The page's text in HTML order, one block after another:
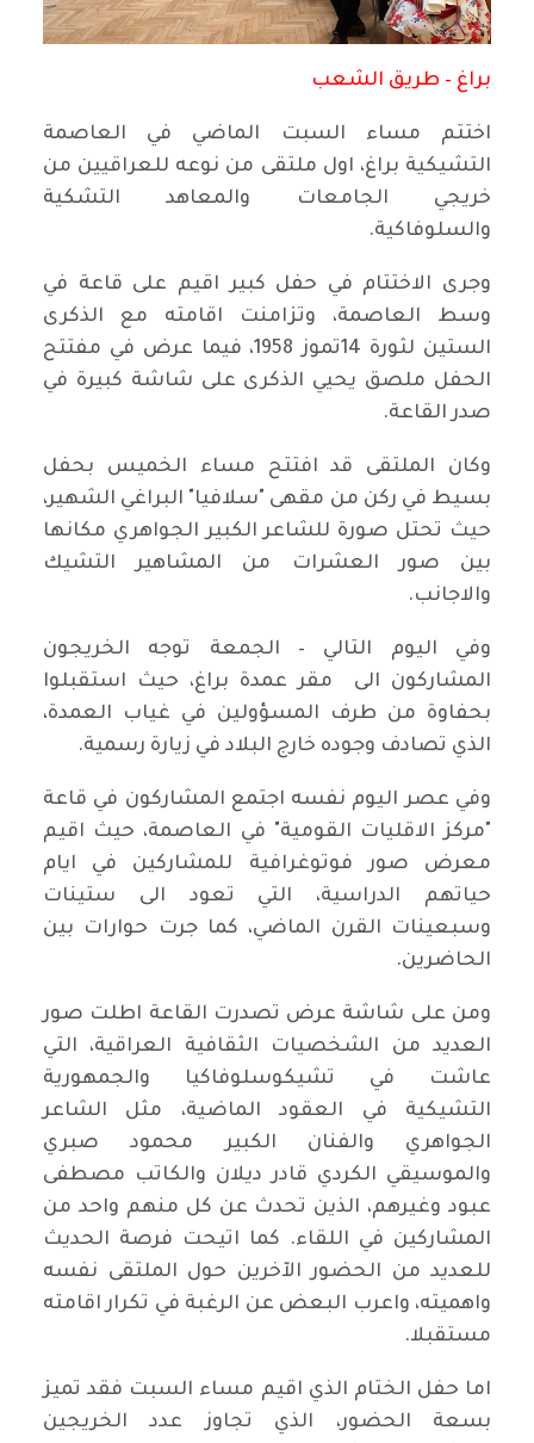
براغ – طريق الشعب
اختتم مساء السبت الماضي في العاصمة
التشيكية براغ، اول ملتقى من نوعه للعراقيين من
خريجي الجامعات والمعاهد التشكية
والسلوفاكية.
وجرى الاختتام في حفل كبير اقيم على قاعة في
وسط العاصمة، وتزامنت اقامته مع الذكرى
الستين لثورة 14تموز 1958، فيما عرض في مفتتح
الحفل ملصق يحيي الذكرى على شاشة كبيرة في
صدر القاعة.
وكان الملتقى قد افتتح مساء الخميس بحفل
بسيط في ركن من مقهى "سلافيا" البراغي الشهير،
حيث تحتل صورة للشاعر الكبير الجواهري مكانها
بين صور العشرات من المشاهير التشيك
والاجانب.
وفي اليوم التالي – الجمعة توجه الخريجون
المشاركون الى مقر عمدة براغ، حيث استقبلوا
بحفاوة من طرف المسؤولين في غياب العمدة،
الذي تصادف وجوده خارج البلاد في زيارة رسمية.
وفي عصر اليوم نفسه اجتمع المشاركون في قاعة
"مركز الاقليات القومية" في العاصمة، حيث اقيم
معرض صور فوتوغرافية للمشاركين في ايام
حياتهم الدراسية، التي تعود الى ستينات
وسبعينات القرن الماضي، كما جرت حوارات بين
الحاضرين.
ومن على شاشة عرض تصدرت القاعة اطلت صور
العديد من الشخصيات الثقافية العراقية، التي
عاشت في تشيكوسلوفاكيا والجمهورية
التشيكية في العقود الماضية، مثل الشاعر
الجواهري والفنان الكبير محمود صبري
والموسيقي الكردي قادر ديلان والكاتب مصطفى
عبود وغيرهم، الذين تحدث عن كل منهم واحد من
المشاركين في اللقاء. كما اتيحت فرصة الحديث
للعديد من الحضور الآخرين حول الملتقى نفسه
واهميته، واعرب البعض عن الرغبة في تكرار اقامته
مستقبلا.
اما حفل الختام الذي اقيم مساء السبت فقد تميز
بسعة الحضور، الذي تجاوز عدد الخريجين